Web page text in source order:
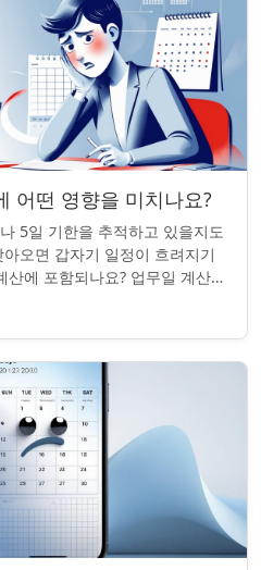
어떤 영향을 미치나요?
5일 기한을 추적하고 있을지도
오면 갑자기 일정이 흐려지기
에 포함되나요? 업무일 계산을
...